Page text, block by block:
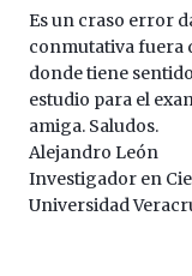
octubre.
iniciativa,
por
la
Cátedra…
Es un craso error
conmutativa fuera
donde tiene
estudio para el
amiga. Saludos.
Alejandro León
Investigador en
Universidad